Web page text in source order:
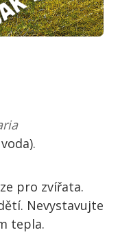
pro zvířata.
Nevystavujte
tepla.